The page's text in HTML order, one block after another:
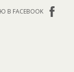
В FACEBOOK